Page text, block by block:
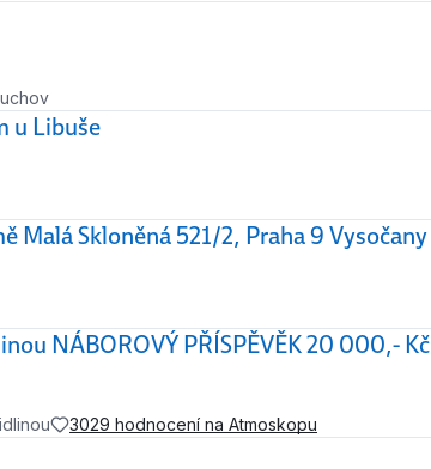
u Libuše
Malá Skloněná 521/2, Praha 9 Vysočany
NÁBOROVÝ PŘÍSPĚVĚK 20 000,- Kč
3029 hodnocení na Atmoskopu